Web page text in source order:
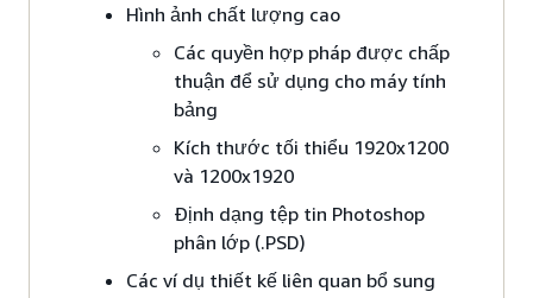
Hình ảnh chất lượng cao
Các quyền hợp pháp được chấp
thuận để sử dụng cho máy tính
bảng
Kích thước tối thiểu 1920x1200
và 1200x1920
Định dạng tệp tin Photoshop
phân lớp (.PSD)
Các ví dụ thiết kế liên quan bổ sung